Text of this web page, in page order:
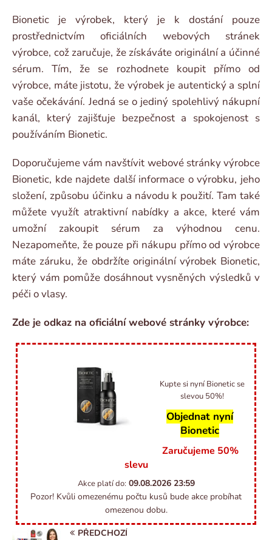
Bionetic je výrobek, který je k dostání pouze
prostřednictvím oficiálních webových stránek
výrobce, což zaručuje, že získáváte originální a účinné
sérum. Tím, že se rozhodnete koupit přímo od
výrobce, máte jistotu, že výrobek je autentický a splní
vaše očekávání. Jedná se o jediný spolehlivý nákupní
kanál, který zajišťuje bezpečnost a spokojenost s
používáním Bionetic.
Doporučujeme vám navštívit webové stránky výrobce
Bionetic, kde najdete další informace o výrobku, jeho
složení, způsobu účinku a návodu k použití. Tam také
můžete využít atraktivní nabídky a akce, které vám
umožní zakoupit sérum za výhodnou cenu.
Nezapomeňte, že pouze při nákupu přímo od výrobce
máte záruku, že obdržíte originální výrobek Bionetic,
který vám pomůže dosáhnout vysněných výsledků v
péči o vlasy.
Zde je odkaz na oficiální webové stránky výrobce:
Kupte si nyní Bionetic se
slevou 50%!
Objednat nyní
Bionetic
Zaručujeme 50%
slevu
Akce platí do: 09.08.2026 23:59
Pozor! Kvůli omezenému počtu kusů bude akce probíhat
omezenou dobu.
PŘEDCHOZÍ